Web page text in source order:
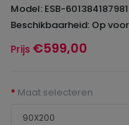
Model: ESB-
Beschikbaarheid: Op
Prijs €599,00
Maat selecteren